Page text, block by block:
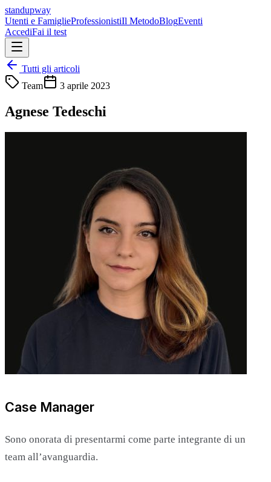
standupway
Utenti e FamiglieProfessionistiIl MetodoBlogEventi
AccediFai il test
Tutti gli articoli
Team
3 aprile 2023
Agnese Tedeschi
Case Manager
Sono onorata di presentarmi come parte integrante di un
team all’avanguardia.